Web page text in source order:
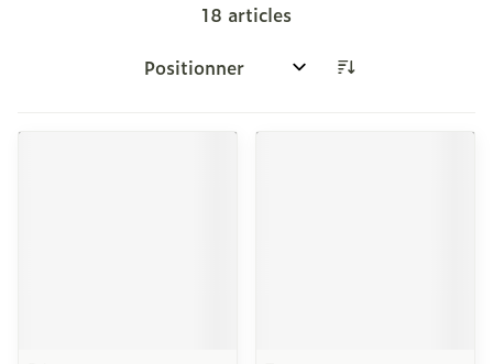
18 articles
Trier par: